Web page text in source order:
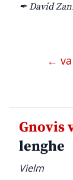
✒ David
←
Gnovis
lenghe
Vielm